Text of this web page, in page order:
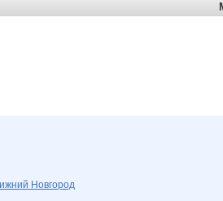
Новгород